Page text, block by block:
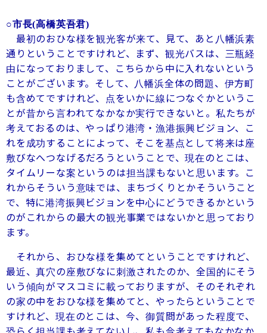
○市長(高橋英吾君)
最初のおひな様を観光客が来て、見て、あと八幡浜素
通りということですけれど、まず、観光バスは、三瓶経
由になっておりまして、こちらから中に入れないという
ことがございます。そして、八幡浜全体の問題、伊方町
も含めてですけれど、点をいかに線につなぐかというこ
とが昔から言われてなかなか実行できないと。私たちが
考えておるのは、やっぱり港湾・漁港振興ビジョン、こ
れを成功することによって、そこを基点として将来は座
敷びなへつなげるだろうということで、現在のとこは、
タイムリーな案というのは担当課もないと思います。こ
れからそういう意味では、まちづくりとかそういうこと
で、特に港湾振興ビジョンを中心にどうできるかという
のがこれからの最大の観光事業ではないかと思っており
ます。
それから、おひな様を集めてということですけれど、
最近、真穴の座敷びなに刺激されたのか、全国的にそう
いう傾向がマスコミに載っておりますが、そのそれぞれ
の家の中をおひな様を集めてと、やったらということで
すけれど、現在のとこは、今、御質問があった程度で、